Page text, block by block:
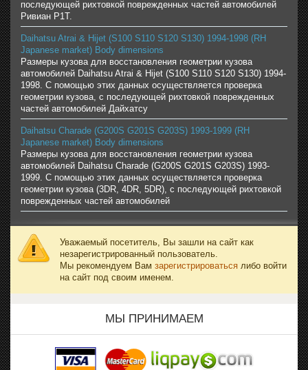
последующей рихтовкой поврежденных частей автомобилей
Ривиан Р1Т.
Daihatsu Atrai & Hijet (S100 S110 S120 S130) 1994-1998 (RH
Japanese market) Body dimensions
Размеры кузова для восстановления геометрии кузова
автомобилей Daihatsu Atrai & Hijet (S100 S110 S120 S130) 1994-
1998. С помощью этих данных осуществляется проверка
геометрии кузова, с последующей рихтовкой поврежденных
частей автомобилей Дайхатсу
Daihatsu Charade (G200S G201S G203S) 1993-1999 (RH
Japanese market) Body dimensions
Размеры кузова для восстановления геометрии кузова
автомобилей Daihatsu Charade (G200S G201S G203S) 1993-
1999. С помощью этих данных осуществляется проверка
геометрии кузова (3DR, 4DR, 5DR), с последующей рихтовкой
поврежденных частей автомобилей
Уважаемый посетитель, Вы зашли на сайт как
незарегистрированный пользователь.
Мы рекомендуем Вам зарегистрироваться либо войти
на сайт под своим именем.
МЫ ПРИНИМАЕМ